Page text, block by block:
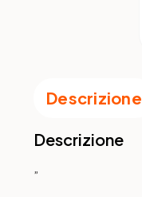
Descrizione
Descrizione
”